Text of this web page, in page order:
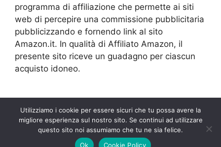
programma di affiliazione che permette ai siti
web di percepire una commissione pubblicitaria
pubblicizzando e fornendo link al sito
Amazon.it. In qualità di Affiliato Amazon, il
presente sito riceve un guadagno per ciascun
acquisto idoneo.
© 2026 Vernici e Pitture • Creato conGeneratePress
Utilizziamo i cookie per essere sicuri che tu possa avere la
migliore esperienza sul nostro sito. Se continui ad utilizzare
questo sito noi assumiamo che tu ne sia felice.
Ok
Cookie Policy